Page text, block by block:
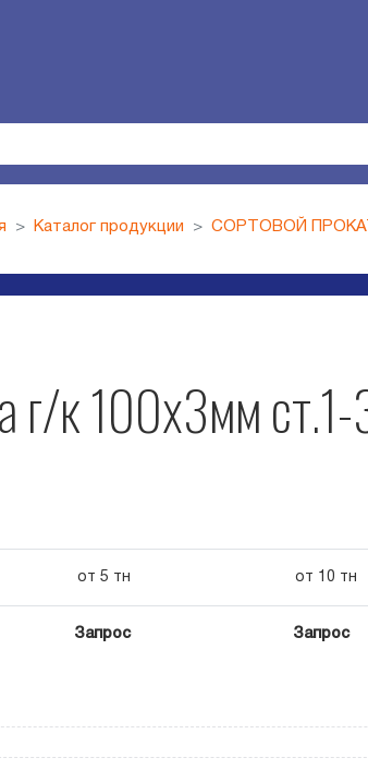
Каталог продукции СОРТОВОЙ
г/к 100х3мм
от 5 тн от 10 тн
Запрос Запрос